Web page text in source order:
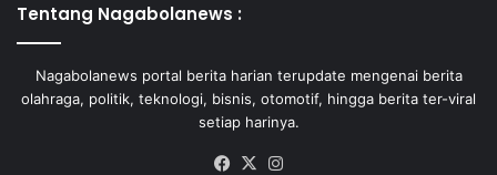
Tentang Nagabolanews :
Nagabolanews portal berita harian terupdate mengenai berita
olahraga, politik, teknologi, bisnis, otomotif, hingga berita ter-viral
setiap harinya.
Facebook
X